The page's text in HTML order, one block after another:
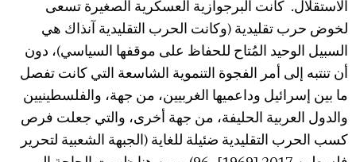
الاستقلال. كانت البرجوازية العسكرية الصغيرة تسعى
لخوض حرب تقليدية (وكانت الحرب التقليدية آنذاك هي
السبيل الوحيد المُتاح للحفاظ على موقفها السياسي)، دون
أن تنتبه إلى أمر الفجوة التنموية الشاسعة التي كانت تفصل
ما بين إسرائيل وداعميها الغربيين، من جهة، والفلسطينيين
والدول العربية الحليفة، من جهة أخرى، والتي جعلت فرص
كسب الحرب التقليدية ضئيلة للغاية (الجبهة الشعبية لتحرير